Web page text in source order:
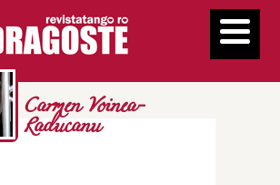
Carmen Voinea-
Raducanu